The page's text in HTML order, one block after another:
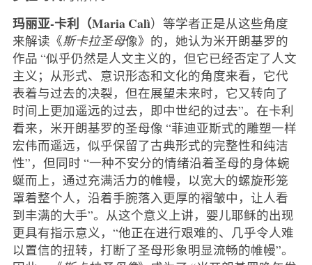
玛丽亚-卡利（Maria Calì）等学者正是从这些角度
来解读《斯卡拉圣母像》的，她认为米开朗基罗的
作品 “似乎仍然是人文主义的，但它已经否定了人文
主义；从形式、意识形态和文化的角度来看，它代
表着与过去的决裂，但在展望未来时，它又转向了
时间上更加遥远的过去，即中世纪的过去”。在卡利
看来，米开朗基罗的圣母像 “菲迪亚斯式的雕塑一样
宏伟而遥远，似乎保留了古典形式的完整性和纯洁
性”，但同时 “一种不安分的情绪沿着圣母的身体蜿
蜒而上，通过充满活力的帷幔，以宽大的螺旋形笼
罩着整个人，沿着手腕落入更厚的褶皱中，让人看
到丰满的大手”。从这个意义上讲，婴儿耶稣的出现
更具有指示意义，“他正在进行艰难的、几乎令人难
以置信的扭转，打断了圣母形象明显流畅的帷幔”。